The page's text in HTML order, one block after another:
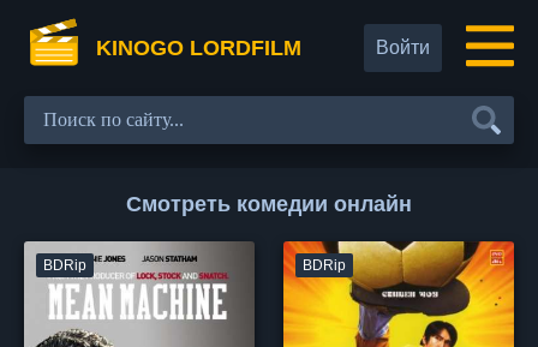
KINOGO LORDFILM Войти
Смотреть комедии онлайн
BDRip BDRip